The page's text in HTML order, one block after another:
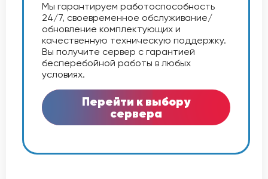
Мы гарантируем работоспособность
24/7, своевременное обслуживание/
обновление комплектующих и
качественную техническую поддержку.
Вы получите сервер с гарантией
бесперебойной работы в любых
условиях.
Перейти к выбору
сервера